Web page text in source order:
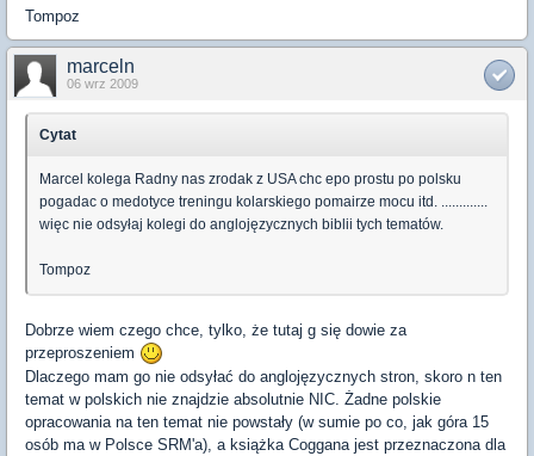
Tompoz
marceln
06 wrz 2009
Cytat
Marcel kolega Radny nas zrodak z USA chc epo prostu po polsku
pogadac o medotyce treningu kolarskiego pomairze mocu itd. .............
więc nie odsyłaj kolegi do anglojęzycznych biblii tych tematów.
Tompoz
Dobrze wiem czego chce, tylko, że tutaj g się dowie za
przeproszeniem
Dlaczego mam go nie odsyłać do anglojęzycznych stron, skoro n ten
temat w polskich nie znajdzie absolutnie NIC. Żadne polskie
opracowania na ten temat nie powstały (w sumie po co, jak góra 15
osób ma w Polsce SRM'a), a książka Coggana jest przeznaczona dla